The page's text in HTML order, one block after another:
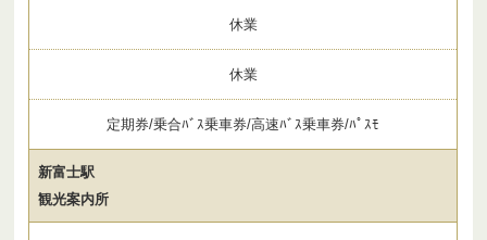
休業
休業
定期券/乗合ﾊﾞｽ乗車券/高速ﾊﾞｽ乗車券/ﾊﾟｽﾓ
新富士駅
観光案内所